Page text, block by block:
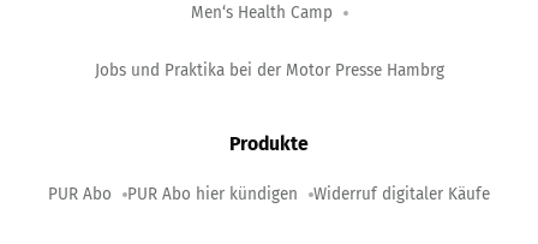
Men‘s Health Camp
Jobs und Praktika bei der Motor Presse Hambrg
Produkte
PUR Abo PUR Abo hier kündigen Widerruf digitaler Käufe